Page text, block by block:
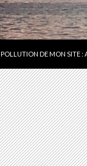
POLLUTION DE MON SITE :